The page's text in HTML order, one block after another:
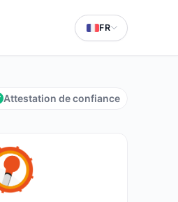
FR
Attestation de confiance